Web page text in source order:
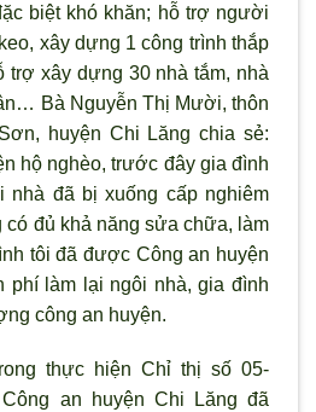
biệt khó khăn; hỗ trợ người
xây dựng 1 công trình thắp
trợ xây dựng 30 nhà tắm, nhà
Bà Nguyễn Thị Mười, thôn
huyện Chi Lăng chia sẻ:
hộ nghèo, trước đây gia đình
nhà đã bị xuống cấp nghiêm
có đủ khả năng sửa chữa, làm
tôi đã được Công an huyện
phí làm lại ngôi nhà, gia đình
công an huyện.
thực hiện Chỉ thị số 05-
an huyện Chi Lăng đã